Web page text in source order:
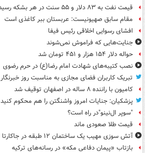
قیمت نفت به ۸۳ دلار و ۵۵ سنت در هر بشکه رسید
مقام سابق صهیونیست: عربستان ببر کاغذی است
افشای رسوایی اخلاقی رئیس فیفا
جنایت‌هایی که فراموش نمی‌شوند
حواله دلار ۱۵۴ هزار و ۴۵۱ تومان شد
نصب کتیبه‌های شهادت امام رضا(ع) در حرم رضوی
تبریک کاربران فضای مجازی به مناسبت روز خبرنگار
کامیون با راننده ۸ ساله در اصفهان توقیف شد
پزشکیان: جنایات امروز واشنگتن را هم محکوم کنید
"سوپر ال‌نینو"در راه است؟
قیمت طلا صعودی ماند
آتش سوزی مهیب یک ساختمان ۱۲ طبقه در جاکارتا
بازتاب «پیمان دفاعی مکه» در رسانه‌های ترکیه